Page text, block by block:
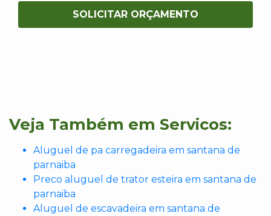
SOLICITAR ORÇAMENTO
Veja Também em Servicos:
Aluguel de pa carregadeira em santana de
parnaiba
Preco aluguel de trator esteira em santana de
parnaiba
Aluguel de escavadeira em santana de